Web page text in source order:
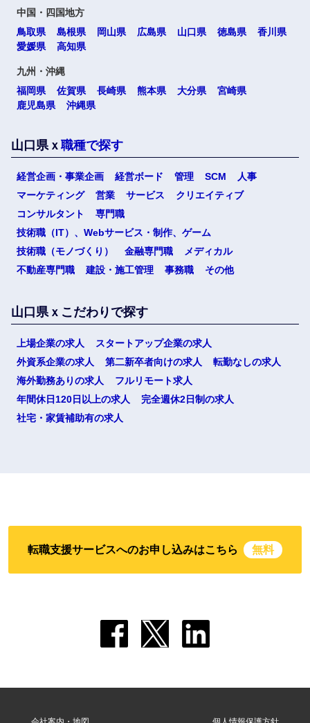
中国・四国地方
鳥取県
島根県 岡山県 広島県 山口県 徳島県
香川県
愛媛県
高知県
九州・沖縄
福岡県
佐賀県 長崎県 熊本県 大分県
宮崎県
鹿児島県
沖縄県
山口県ｘ 職種で探す
経営企画・事業企画 経営ボード 管理 SCM
人事
マーケティング
営業 サービス
クリエイティブ
コンサルタント
専門職
技術職（IT）、Webサービス・制作、ゲーム
技術職（モノづくり）
金融専門職
メディカル
不動産専門職
建設・施工管理 事務職 その他
山口県ｘこだわりで探す
上場企業の求人
スタートアップ企業の求人
外資系企業の求人
第二新卒者向けの求人
転勤なしの求人
海外勤務ありの求人
フルリモート求人
年間休日120日以上の求人
完全週休2日制の求人
社宅・家賃補助有の求人
転職支援サービスへのお申し込みはこちら 無料